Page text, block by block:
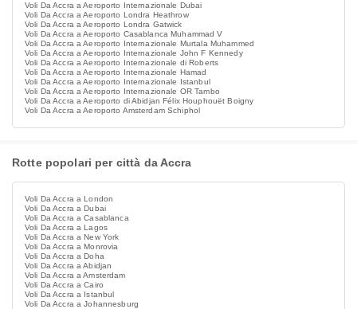
Voli Da Accra a Aeroporto Internazionale Dubai
Voli Da Accra a Aeroporto Londra Heathrow
Voli Da Accra a Aeroporto Londra Gatwick
Voli Da Accra a Aeroporto Casablanca Muhammad V
Voli Da Accra a Aeroporto Internazionale Murtala Muhammed
Voli Da Accra a Aeroporto Internazionale John F Kennedy
Voli Da Accra a Aeroporto Internazionale di Roberts
Voli Da Accra a Aeroporto Internazionale Hamad
Voli Da Accra a Aeroporto Internazionale Istanbul
Voli Da Accra a Aeroporto Internazionale OR Tambo
Voli Da Accra a Aeroporto di Abidjan Félix Houphouët Boigny
Voli Da Accra a Aeroporto Amsterdam Schiphol
Rotte popolari per città da Accra
Voli Da Accra a London
Voli Da Accra a Dubai
Voli Da Accra a Casablanca
Voli Da Accra a Lagos
Voli Da Accra a New York
Voli Da Accra a Monrovia
Voli Da Accra a Doha
Voli Da Accra a Abidjan
Voli Da Accra a Amsterdam
Voli Da Accra a Cairo
Voli Da Accra a Istanbul
Voli Da Accra a Johannesburg